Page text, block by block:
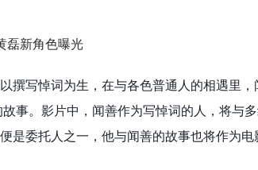
撰写悼词为生，在与各色普通人的相遇里
事。影片中，闻善作为写悼词的人，将与
是委托人之一，他与闻善的故事也将作为